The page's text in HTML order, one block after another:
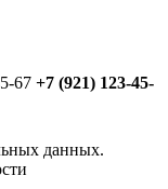
67 +7 (921) 123-45-
данных.